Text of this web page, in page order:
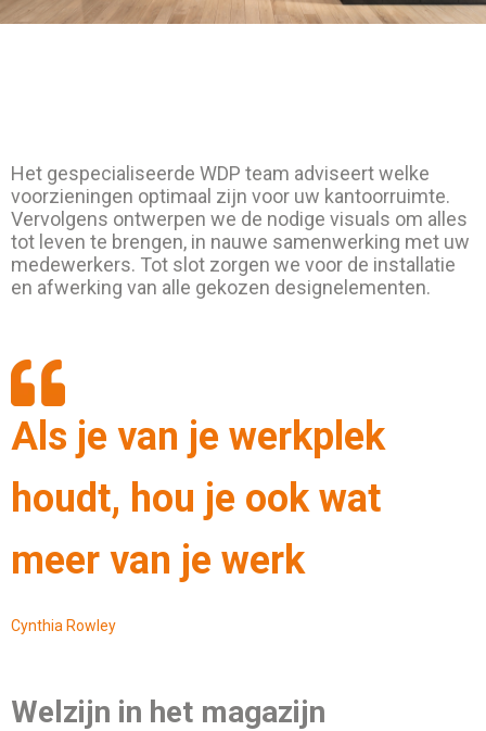
Het gespecialiseerde WDP team adviseert welke
voorzieningen optimaal zijn voor uw kantoorruimte.
Vervolgens ontwerpen we de nodige visuals om alles
tot leven te brengen, in nauwe samenwerking met uw
medewerkers. Tot slot zorgen we voor de installatie
en afwerking van alle gekozen designelementen.
Als je van je werkplek
houdt, hou je ook wat
meer van je werk
Cynthia Rowley
Welzijn in het magazijn